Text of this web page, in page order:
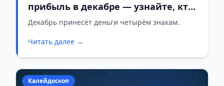
прибыль в декабре — узнайте, кто
в списке
Декабрь принесёт деньги четырём знакам.
Читать далее →
Калейдоскоп